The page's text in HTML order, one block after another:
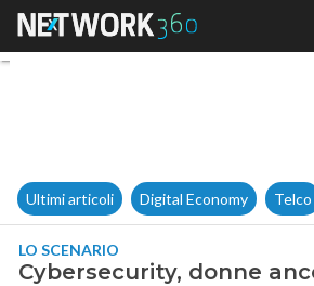
Ultimi articoli Digital Economy Telco
LO SCENARIO
Cybersecurity, donne